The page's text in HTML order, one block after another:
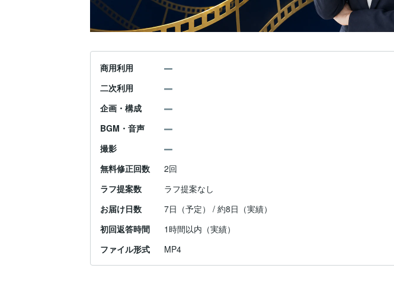
商用利用
二次利用
企画・構成
BGM・音声
撮影
無料修正回数
2回
ラフ提案数
ラフ提案なし
お届け日数
7日（予定） / 約8日（実績）
初回返答時間
1時間以内（実績）
ファイル形式
MP4